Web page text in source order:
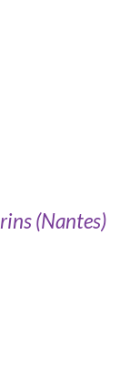
(Nantes)